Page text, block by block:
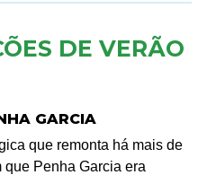
DE VERÃO
GARCIA
que remonta há mais de
Penha Garcia era